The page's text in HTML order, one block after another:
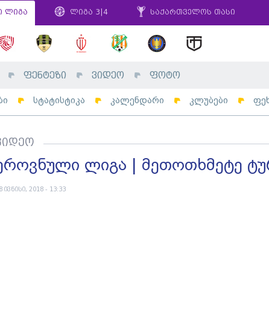
ლიგა ლიგა 3|4 საქართველოს თასი
ფენტეზი ვიდეო ფოტო
სტატისტიკა კალენდარი კლუბები
ლიგა | მეთოთხმეტე
ივნისი, 2018 - 13:33